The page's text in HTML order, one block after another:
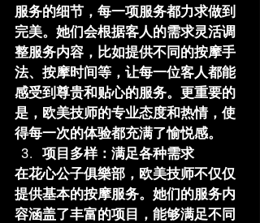
服务的细节，每一项服务都力求做到
完美。她们会根据客人的需求灵活调
整服务内容，比如提供不同的按摩手
法、按摩时间等，让每一位客人都能
感受到尊贵和贴心的服务。更重要的
是，欧美技师的专业态度和热情，使
得每一次的体验都充满了愉悦感。
项目多样：满足各种需求
在花心公子俱樂部 ，欧美技师不仅仅
提供基本的按摩服务。她们的服务内
容涵盖了丰富的项目，能够满足不同